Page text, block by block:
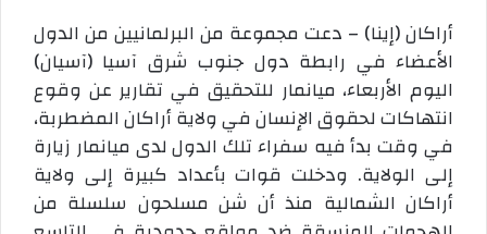
أراكان (إينا) – دعت مجموعة من البرلمانيين من الدول
الأعضاء في رابطة دول جنوب شرق آسيا (آسيان)
اليوم الأربعاء، ميانمار للتحقيق في تقارير عن وقوع
انتهاكات لحقوق الإنسان في ولاية أراكان المضطربة،
في وقت بدأ فيه سفراء تلك الدول لدى ميانمار زيارة
إلى الولاية. ودخلت قوات بأعداد كبيرة إلى ولاية
أراكان الشمالية منذ أن شن مسلحون سلسلة من